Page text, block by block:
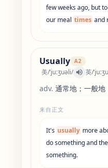
fewweeksago, but
our meal times and
Usually A2
美/ˈjuːʒuəli/ 英/
adv. 通常地；一般地
来自正文
It's usually more
dosomethingandthe
something.